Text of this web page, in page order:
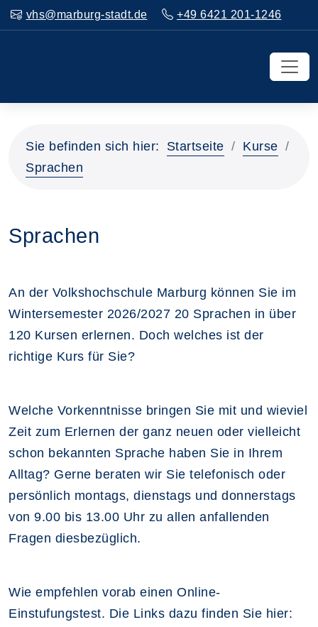
vhs@marburg-stadt.de +49 6421 201-1246
Sie befinden sich hier: Startseite
Kurse
Sprachen
Sprachen
An der Volkshochschule Marburg können Sie im
Wintersemester 2026/2027 20 Sprachen in über
120 Kursen erlernen. Doch welches ist der
richtige Kurs für Sie?
Welche Vorkenntnisse bringen Sie mit und wieviel
Zeit zum Erlernen der ganz neuen oder vielleicht
schon bekannten Sprache haben Sie in Ihrem
Alltag? Gerne beraten wir Sie telefonisch oder
persönlich montags, dienstags und donnerstags
von 9.00 bis 13.00 Uhr zu allen anfallenden
Fragen diesbezüglich.
Wie empfehlen vorab einen Online-
Einstufungstest. Die Links dazu finden Sie hier: